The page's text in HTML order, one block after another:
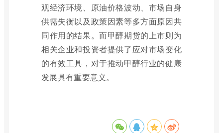
观经济环境、原油价格波动、市场自身
供需失衡以及政策因素等多方面原因共
同作用的结果。而甲醇期货的上市则为
相关企业和投资者提供了应对市场变化
的有效工具，对于推动甲醇行业的健康
发展具有重要意义。